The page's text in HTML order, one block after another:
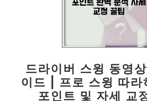
드라이버 스윙 동영
이드 | 프로 스윙 따라
포인트 및 자세 교